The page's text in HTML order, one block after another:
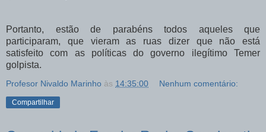
Portanto, estão de parabéns todos aqueles que
participaram, que vieram as ruas dizer que não está
satisfeito com as políticas do governo ilegítimo Temer
golpista.
Profesor Nivaldo Marinho às 14:35:00 Nenhum comentário:
Compartilhar